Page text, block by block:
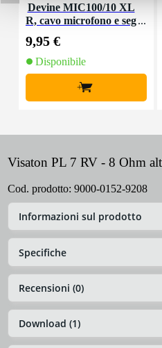
Devine MIC100/10 XL
R, cavo microfono e seg
9,95 €
Disponibile
+
Visaton PL 7 RV - 8 Ohm
Cod. prodotto: 9000-0152-9208
Informazioni sul prodotto
Specifiche
Recensioni (0)
Download (1)